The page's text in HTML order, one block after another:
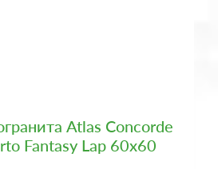
Atlas Concorde
Fantasy Lap 60x60